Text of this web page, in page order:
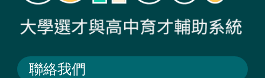
聯絡我們